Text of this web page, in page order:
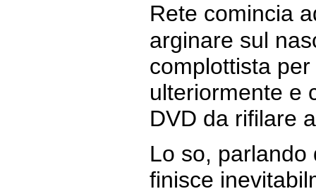
Rete comincia
arginare sul
complottista
ulteriormente e
DVD da rifilare
Lo so, parlando
finisce